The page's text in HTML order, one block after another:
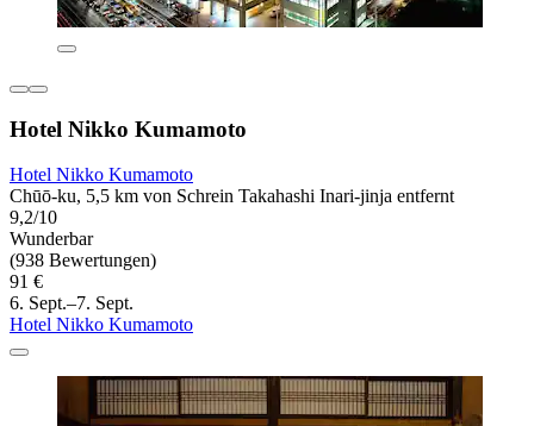
Hotel Nikko Kumamoto
Hotel Nikko Kumamoto
Chūō-ku, 5,5 km von Schrein Takahashi Inari-jinja entfernt
9,2/10
Wunderbar
(938 Bewertungen)
91 €
6. Sept.–7. Sept.
Hotel Nikko Kumamoto